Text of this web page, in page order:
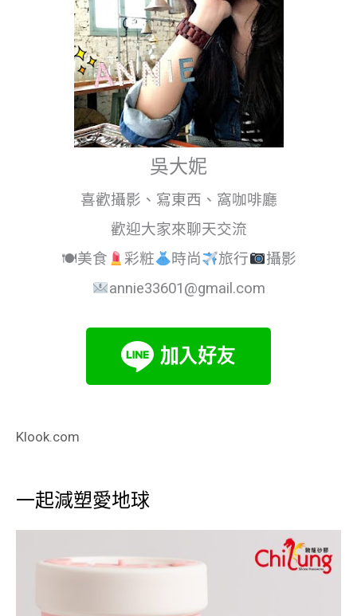
吳大妮
喜歡攝影、寫東西、窩咖啡廳
歡迎大家來聊天交流
🍽美食
彩粧 時尚 旅行
攝影
annie33601@gmail.com
Klook.com
一起減塑愛地球